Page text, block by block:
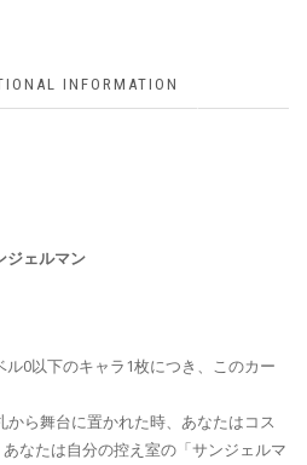
INFORMATION
ジェルマン
ル0以下のキャラ1枚につき、このカー
から舞台に置かれた時、あなたはコス
なたは自分の控え室の「サンジェルマ